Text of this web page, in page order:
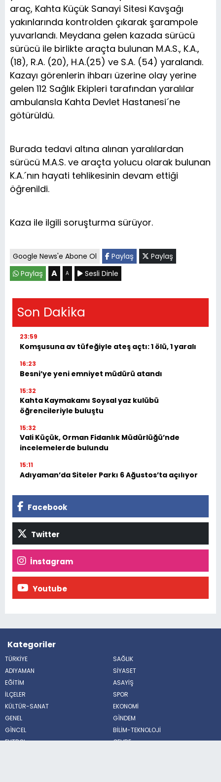
araç, Kahta Küçük Sanayi Sitesi Kavşağı
yakınlarında kontrolden çıkarak şarampole
yuvarlandı. Meydana gelen kazada sürücü
sürücü ile birlikte araçta bulunan M.A.S., K.A.,
(18), R.A. (20), H.A.(25) ve S.A. (54) yaralandı.
Kazayı görenlerin ihbarı üzerine olay yerine
gelen 112 Sağlık Ekipleri tarafından yaralılar
ambulansla Kahta Devlet Hastanesi´ne
götürüldü.
Burada tedavi altına alınan yaralılardan
sürücü M.A.S. ve araçta yolucu olarak bulunan
K.A.´nın hayati tehlikesinin devam ettiği
öğrenildi.
Kaza ile ilgili soruşturma sürüyor.
Google News'e Abone Ol Paylaş
Paylaş
Paylaş
A A Sesli Dinle
Son Dakika
23:59
Komşusuna av tüfeğiyle ateş açtı: 1 ölü, 1 yaralı
16:23
Besni’ye yeni emniyet müdürü atandı
15:32
Kahta Kaymakamı Soysal yaz kulübü
öğrencileriyle buluştu
15:32
Vali Küçük, Orman Fidanlık Müdürlüğü’nde
incelemelerde bulundu
15:11
Adıyaman’da Siteler Parkı 6 Ağustos’ta açılıyor
Facebook
Twitter
İnstagram
Youtube
Kategoriler
TÜRKİYE
SAĞLIK
ADIYAMAN
SİYASET
EĞİTİM
ASAYİŞ
İLÇELER
SPOR
KÜLTÜR-SANAT
EKONOMİ
GENEL
GÌNDEM
GÌNCEL
BİLİM-TEKNOLOJİ
FUTBOL
ÇEVRE